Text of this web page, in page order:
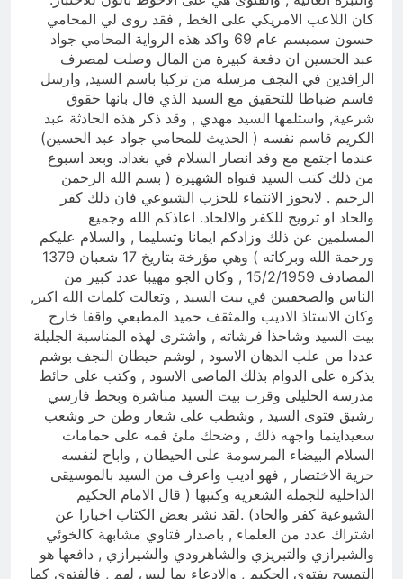
كان اللاعب الامريكي على الخط , فقد روى لي المحامي
حسون سميسم عام 69 واكد هذه الرواية المحامي جواد
عبد الحسين ان دفعة كبيرة من المال وصلت لمصرف
الرافدين في النجف مرسلة من تركيا باسم السيد, وارسل
قاسم ضباطا للتحقيق مع السيد الذي قال بانها حقوق
شرعية, واستلمها السيد مهدي , وقد ذكر هذه الحادثة عبد
الكريم قاسم نفسه ( الحديث للمحامي جواد عبد الحسين)
عندما اجتمع مع وفد انصار السلام في بغداد. وبعد اسبوع
من ذلك كتب السيد فتواه الشهيرة ( بسم الله الرحمن
الرحيم . لايجوز الانتماء للحزب الشيوعي فان ذلك كفر
والحاد او ترويج للكفر والالحاد. اعاذكم الله وجميع
المسلمين عن ذلك وزادكم ايمانا وتسليما , والسلام عليكم
ورحمة الله وبركاته ) وهي مؤرخة بتاريخ 17 شعبان 1379
المصادف 15/2/1959 , وكان الجو مهيبا عدد كبير من
الناس والصحفيين في بيت السيد , وتعالت كلمات الله اكبر,
وكان الاستاذ الاديب والمثقف حميد المطبعي واقفا خارج
بيت السيد وشاحذا فرشاته , واشترى لهذه المناسبة الجليلة
عددا من علب الدهان الاسود , لوشم حيطان النجف بوشم
يذكره على الدوام بذلك الماضي الاسود , وكتب على حائط
مدرسة الخليلى وقرب بيت السيد مباشرة وبخط فارسي
رشيق فتوى السيد , وشطب على شعار وطن حر وشعب
سعيداينما واجهه ذلك , وضحك ملئ فمه على حمامات
السلام البيضاء المرسومة على الحيطان , واباح لنفسه
حرية الاختصار , فهو اديب واعرف من السيد بالموسيقى
الداخلية للجملة الشعرية وكتبها ( قال الامام الحكيم
الشيوعية كفر والحاد) .لقد نشر بعض الكتاب اخبارا عن
اشتراك عدد من العلماء , باصدار فتاوي مشابهة كالخوئي
والشيرازي والتبريزي والشاهرودي والشيرازي , دافعها هو
التمسح بفتوى الحكيم , والادعاء بما ليس لهم , فالفتوى كما